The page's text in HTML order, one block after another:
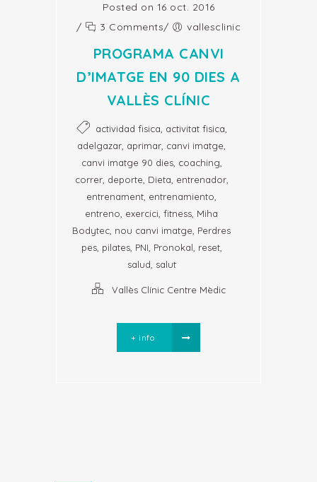
Posted on 16 oct. 2016
/
3 Comments/ vallesclinic
PROGRAMA CANVI
D’IMATGE EN 90 DIES A
VALLÈS CLÍNIC
actividad fisica, activitat fisica,
adelgazar, aprimar, canvi imatge,
canvi imatge 90 dies, coaching,
correr, deporte, Dieta, entrenador,
entrenament, entrenamiento,
entreno, exercici, fitness, Miha
Bodytec, nou canvi imatge, Perdres
pes, pilates, PNI, Pronokal, reset,
salud, salut
Vallès Clínic Centre Mèdic
+ info